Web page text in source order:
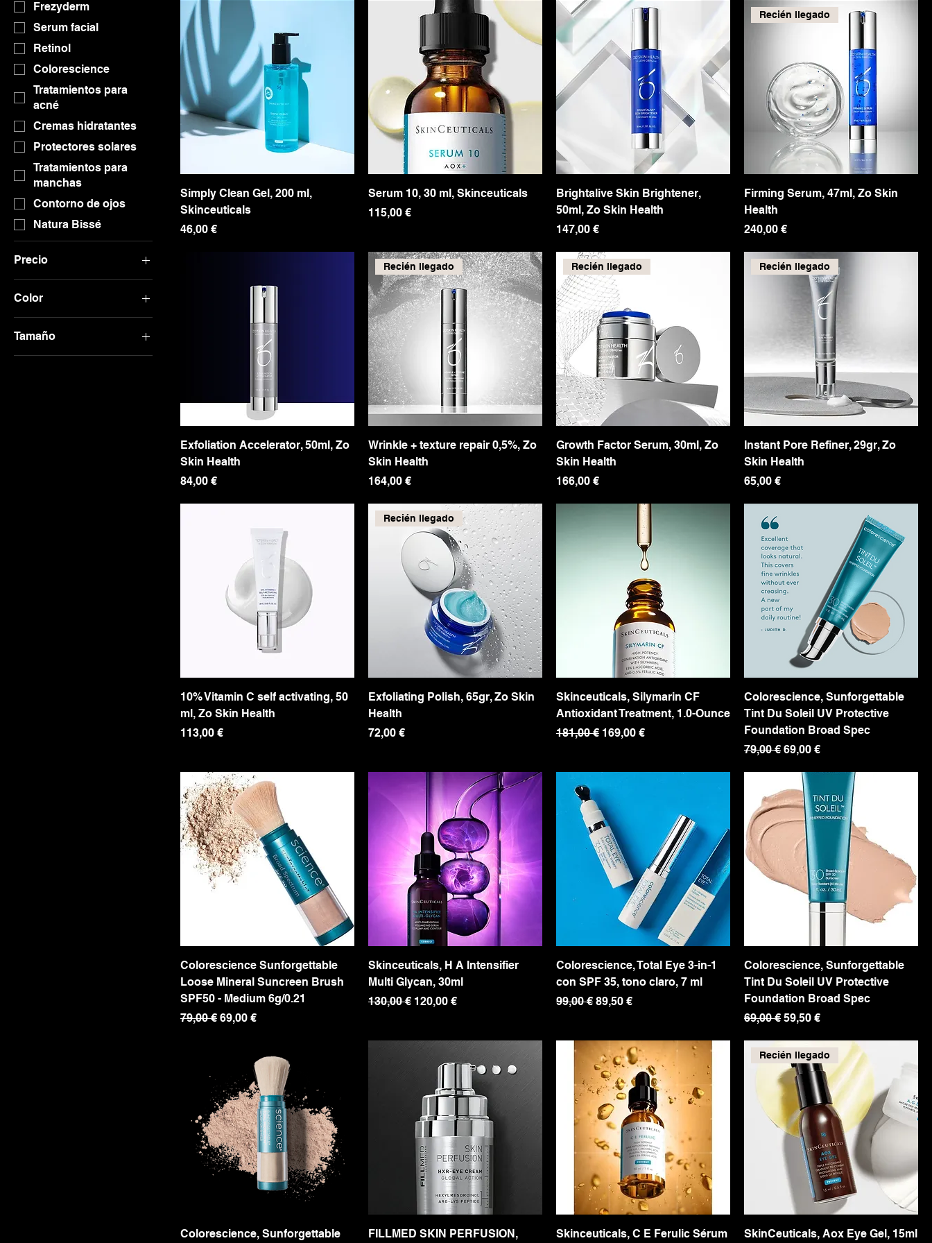
Frezyderm
Serum facial
Retinol
Colorescience
Tratamientos para
acné
Cremas hidratantes
Protectores solares
Tratamientos para
manchas
Contorno de ojos
Natura Bissé
Precio
26 € 281 €
Color
Tamaño
Grande
Simply Clean Gel, 200 ml,
Skinceuticals
Precio
46,00 €
Serum 10, 30 ml, Skinceuticals
Precio
115,00 €
Brightalive Skin Brightener,
50ml, Zo Skin Health
Precio
147,00 €
Recién llegado
Firming Serum, 47ml, Zo Skin
Health
Precio
240,00 €
Exfoliation Accelerator, 50ml, Zo
Skin Health
Precio
84,00 €
Recién llegado
Wrinkle + texture repair 0,5%, Zo
Skin Health
Precio
164,00 €
Recién llegado
Growth Factor Serum, 30ml, Zo
Skin Health
Precio
166,00 €
Recién llegado
Instant Pore Refiner, 29gr, Zo
Skin Health
Precio
65,00 €
10% Vitamin C self activating, 50
ml, Zo Skin Health
Precio
113,00 €
Recién llegado
Exfoliating Polish, 65gr, Zo Skin
Health
Precio
72,00 €
Skinceuticals, Silymarin CF
Antioxidant Treatment, 1.0-Ounce
Precio
181,00 € Precio de oferta
169,00 €
Colorescience, Sunforgettable
Tint Du Soleil UV Protective
Foundation Broad Spec
Precio
79,00 € Precio de oferta
69,00 €
Colorescience Sunforgettable
Loose Mineral Suncreen Brush
SPF50 - Medium 6g/0.21
Precio
79,00 € Precio de oferta
69,00 €
Skinceuticals, H A Intensifier
Multi Glycan, 30ml
Precio
130,00 € Precio de oferta
120,00 €
Colorescience, Total Eye 3-in-1
con SPF 35, tono claro, 7 ml
Precio
99,00 € Precio de oferta
89,50 €
Colorescience, Sunforgettable
Tint Du Soleil UV Protective
Foundation Broad Spec
Precio
69,00 € Precio de oferta
59,50 €
Colorescience, Sunforgettable FILLMED SKIN PERFUSION, Skinceuticals, C E Ferulic Sérum
Recién llegado
SkinCeuticals, Aox Eye Gel, 15ml